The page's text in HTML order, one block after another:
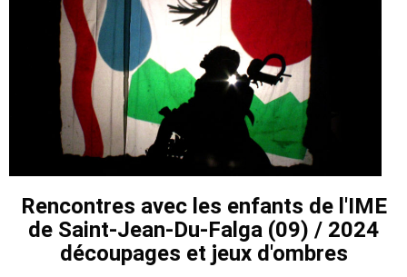
Rencontres avec les enfants de l'IME
de Saint-Jean-Du-Falga (09) / 2024
découpages et jeux d'ombres